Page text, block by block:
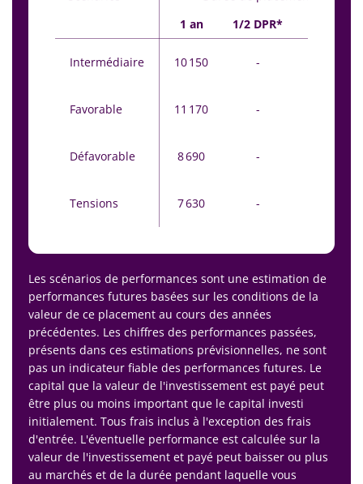
1 an
1/2 DPR*
Intermédiaire 10 150 -
Favorable 11 170 -
Défavorable 8 690 -
Tensions 7 630 -
Les scénarios de performances sont une estimation de
performances futures basées sur les conditions de la
valeur de ce placement au cours des années
précédentes. Les chiffres des performances passées,
présents dans ces estimations prévisionnelles, ne sont
pas un indicateur fiable des performances futures. Le
capital que la valeur de l'investissement est payé peut
être plus ou moins important que le capital investi
initialement. Tous frais inclus à l'exception des frais
d'entrée. L'éventuelle performance est calculée sur la
valeur de l'investissement et payé peut baisser ou plus
au marchés et de la durée pendant laquelle vous